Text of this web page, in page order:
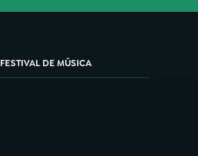
FESTIVAL DE MÚSICA